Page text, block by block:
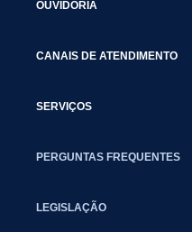
OUVIDORIA
CANAIS DE ATENDIMENTO
SERVIÇOS
PERGUNTAS FREQUENTES
LEGISLAÇÃO